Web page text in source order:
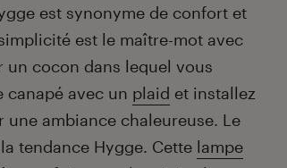
est synonyme de confort et
est le maître-mot avec
un cocon dans lequel vous
canapé avec un plaid et installez
ambiance chaleureuse. Le
tendance Hygge. Cette lampe